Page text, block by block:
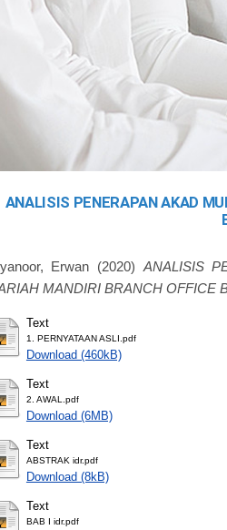
ANALISIS PENERAPAN AKAD
Erwan (2020) ANALISIS
MANDIRI BRANCH OFFICE
Text
1. PERNYATAAN ASLI.pdf
Download (460kB)
Text
2. AWAL.pdf
Download (6MB)
Text
ABSTRAK idr.pdf
Download (8kB)
Text
BAB I idr.pdf